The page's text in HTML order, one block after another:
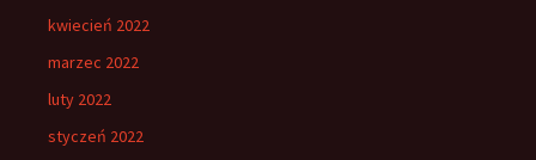
kwiecień 2022
marzec 2022
luty 2022
styczeń 2022